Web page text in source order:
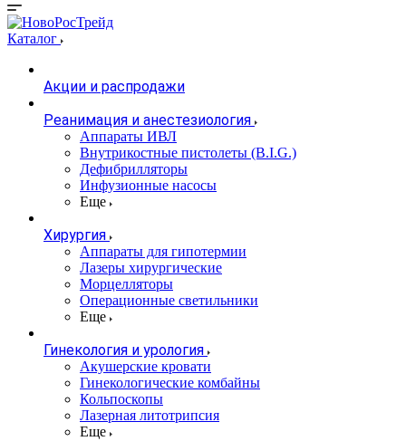
Каталог
Акции и распродажи
Реанимация и анестезиология
Аппараты ИВЛ
Внутрикостные пистолеты (B.I.G.)
Дефибрилляторы
Инфузионные насосы
Еще
Хирургия
Аппараты для гипотермии
Лазеры хирургические
Морцелляторы
Операционные светильники
Еще
Гинекология и урология
Акушерские кровати
Гинекологические комбайны
Кольпоскопы
Лазерная литотрипсия
Еще